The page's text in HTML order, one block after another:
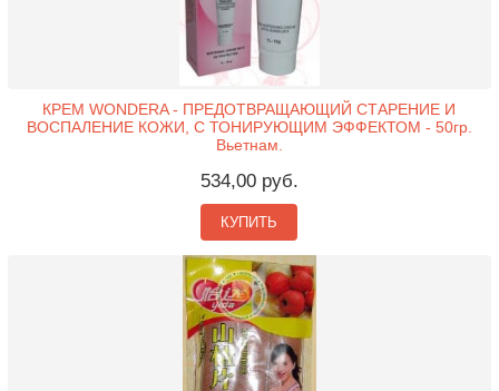
КРЕМ WONDERA - ПРЕДОТВРАЩАЮЩИЙ СТАРЕНИЕ И
ВОСПАЛЕНИЕ КОЖИ, C ТОНИРУЮЩИМ ЭФФЕКТОМ - 50гр.
Вьетнам.
534,00 руб.
КУПИТЬ